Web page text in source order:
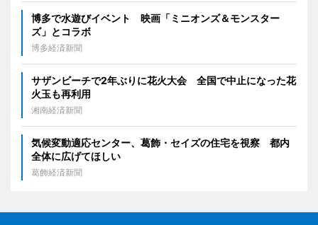
博多で水遊びイベント 映画「ミニオンズ＆モンスター
ズ」とコラボ
博多経済新聞
サザンビーチで2年ぶりに花火大会 全国で中止になった花
火玉も再利用
湘南経済新聞
気候変動適応センター、葛飾・セイズの住宅を視察 都内
全体に広げてほしい
葛飾経済新聞